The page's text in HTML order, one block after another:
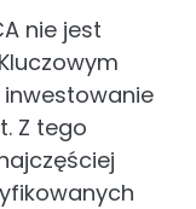
nie jest
inwestowanie
Z tego